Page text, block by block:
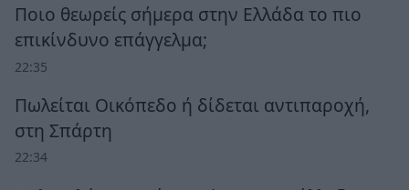
Ποιο θεωρείς σήμερα στην Ελλάδα το πιο
επικίνδυνο επάγγελμα;
22:35
Πωλείται Οικόπεδο ή δίδεται αντιπαροχή,
στη Σπάρτη
22:34